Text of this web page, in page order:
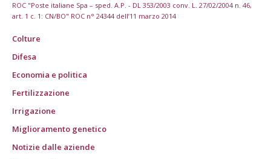
ROC "Poste italiane Spa – sped. A.P. - DL 353/2003 conv. L. 27/02/2004 n. 46,
art. 1 c. 1: CN/BO" ROC n° 24344 dell’11 marzo 2014
Colture
Difesa
Economia e politica
Fertilizzazione
Irrigazione
Miglioramento genetico
Notizie dalle aziende